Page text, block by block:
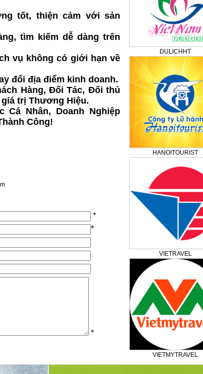
tốt, thiện cảm với sản
tìm kiếm dễ dàng trên
vụ không có giới hạn về
đổi địa điểm kinh doanh.
Hàng, Đối Tác, Đối thủ
trị Thương Hiệu.
Cá Nhân, Doanh Nghiệp
Công!
*
*
*
DULICHHT
HANOITOURIST
VIETRAVEL
VIETMYTRAVEL